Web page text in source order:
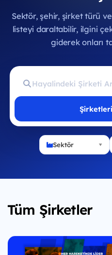
Sektör, şehir, şirket türü
listeyi daraltabilir, ilgini
giderek onları
Sektör
Tüm Şirketler